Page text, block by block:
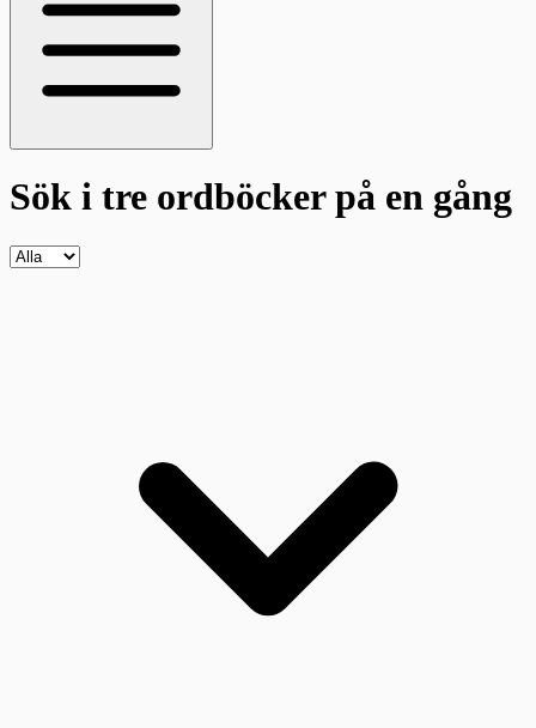
Sök i tre ordböckerpå en gång